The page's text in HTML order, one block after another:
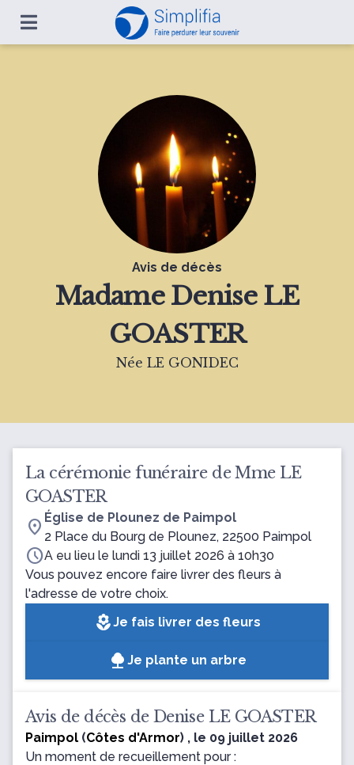
Avis de décès
Madame Denise LE
GOASTER
Née LE GONIDEC
La cérémonie funéraire de Mme LE
GOASTER
location_on Église de Plounez de Paimpol
2 Place du Bourg de Plounez, 22500 Paimpol
scheduleA eu lieu le lundi 13 juillet 2026 à 10h30
Vous pouvez encore faire livrer des fleurs à
l'adresse de votre choix.
local_floristJe fais livrer des fleurs
Je plante un arbre
Avis de décès de Denise LE GOASTER
Paimpol (Côtes d'Armor) , le 09 juillet 2026
Un moment de recueillement pour :